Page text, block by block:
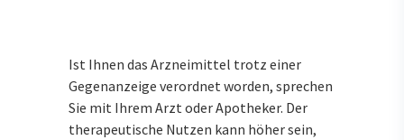
Ist Ihnen das Arzneimittel trotz einer
Gegenanzeige verordnet worden, sprechen
Sie mit Ihrem Arzt oder Apotheker. Der
therapeutische Nutzen kann höher sein,